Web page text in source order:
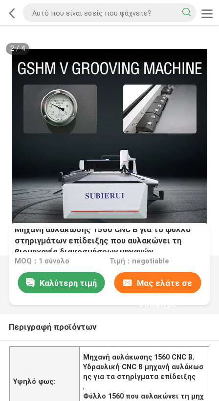
2/4
Μηχανή αυλάκωσης 1560 CNC Β για το φύλλο
στηριγμάτων επίδειξης που αυλακώνει τη
βιομηχανία διακοσμήσεων μηχανών
MOQ：1 σύνολο Τιμή：negotiable
Καλύτερη τιμή Μας ελάτε σε
επαφή με
Περιγραφή προϊόντων
Υψηλό φως:
Μηχανή αυλάκωσης 1560 CNC Β,
Υδραυλική CNC Β μηχανή αυλάκωσ
ης για τα στηρίγματα επίδειξης
,
Φύλλο 1560 που αυλακώνει τη μηχ